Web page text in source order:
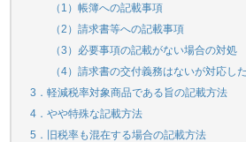
（1）帳簿への記載事項
（2）請求書等への記載事項
（3）必要事項の記載がない場合の対処
（4）請求書の交付義務はないが対応し
3．軽減税率対象商品である旨の記載方法
4．やや特殊な記載方法
5．旧税率も混在する場合の記載方法